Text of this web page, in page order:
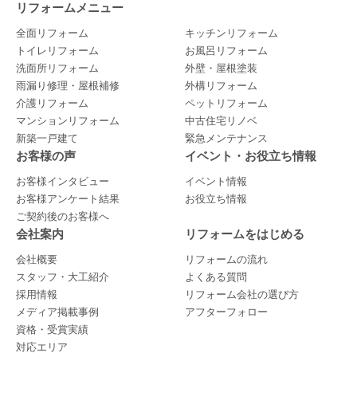
リフォームメニュー
全面リフォーム
キッチンリフォーム
トイレリフォーム
お風呂リフォーム
洗面所リフォーム
外壁・屋根塗装
雨漏り修理・屋根補修
外構リフォーム
介護リフォーム
ペットリフォーム
マンションリフォーム
中古住宅リノベ
新築一戸建て
緊急メンテナンス
お客様の声
お客様インタビュー
お客様アンケート結果
ご契約後のお客様へ
イベント・お役立ち情報
イベント情報
お役立ち情報
会社案内
会社概要
スタッフ・大工紹介
採用情報
メディア掲載事例
資格・受賞実績
対応エリア
リフォームをはじめる
リフォームの流れ
よくある質問
リフォーム会社の選び方
アフターフォロー